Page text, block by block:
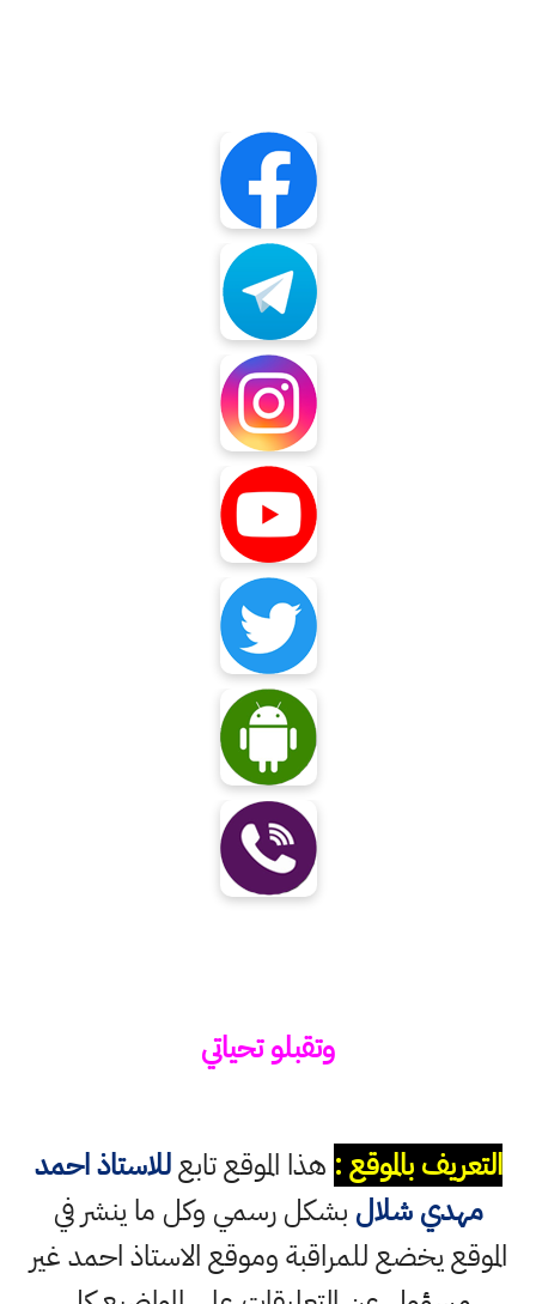
وتقبلو تحياتي
التعريف بالموقع : هذا الموقع تابعللاستاذ احمد
مهدي شلال بشكل رسمي وكل ما ينشر في
الموقع يخضع للمراقبة وموقع الاستاذ احمد غير